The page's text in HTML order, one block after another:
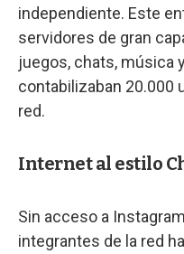
independiente. Este
servidores de gran
juegos, chats, música
contabilizaban 20.000
red.
Internet al estilo
Sin acceso a
integrantes de la red